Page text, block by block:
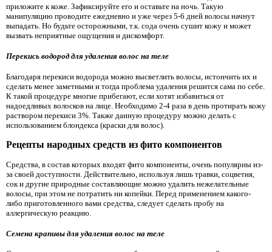
приложите к коже. Зафиксируйте его и оставьте на ночь. Такую
манипуляцию проводите ежедневно и уже через 5-6 дней волосы начнут
выпадать. Но будьте осторожными, т.к. сода очень сушит кожу и может
вызвать неприятные ощущения и дискомфорт.
Перекись водород для удаления волос на теле
Благодаря перекиси водорода можно высветлить волосы, истончить их и
сделать менее заметными и тогда проблема удаления решится сама по себе.
К такой процедуре многие прибегают, если хотят избавиться от
надоедливых волосков на лице. Необходимо 2-4 раза в день протирать кожу
раствором перекиси 3%. Также данную процедуру можно делать с
использованием блондекса (краски для волос).
Рецепты народных средств из фито компонентов
Средства, в состав которых входят фито компоненты, очень популярны из-
за своей доступности. Действительно, используя лишь травки, соцветия,
сок и другие природные составляющие можно удалить нежелательные
волосы, при этом не потратить ни копейки. Перед применением какого-
либо приготовленного вами средства, следует сделать пробу на
аллергическую реакцию.
Семена крапивы для удаления волос на теле